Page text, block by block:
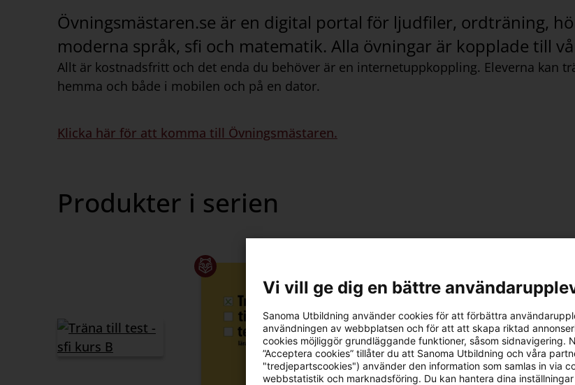
Övningsmästaren.se är en digital portal för ljudfiler, ordträning,
moderna språk, sfi och matematik. Alla övningar är kopplade till
Allt är kostnadsfritt och det enda du behöver är en internetuppkoppling. Eleverna kan
hemma och både i mobilen och på en dator.
Klicka här för att komma till Övningsmästaren.
Produkter i serien
Vi vill ge dig en bättre
Sanoma Utbildning använder cookies för att förbättra
användningen av webbplatsen och för att att skapa riktad
cookies möjliggör grundläggande funktioner, såsom sidnavigering.
”Acceptera cookies” tillåter du att Sanoma Utbildning och våra
"tredjepartscookies") använder den information som samlas in via
webbstatistik och marknadsföring. Du kan hantera dina